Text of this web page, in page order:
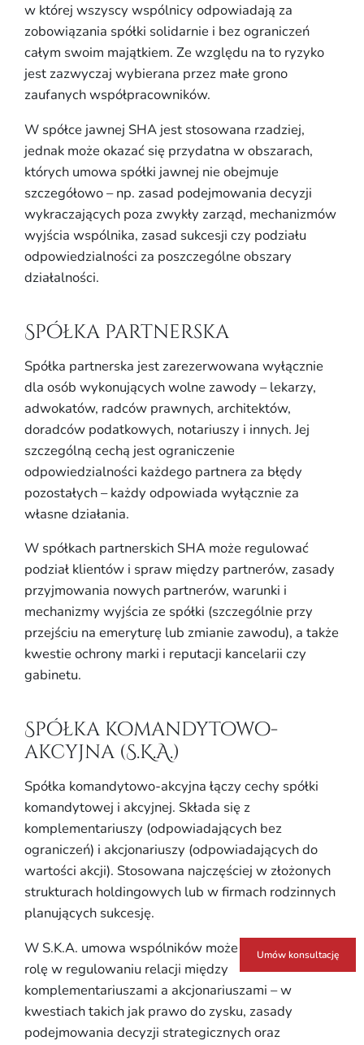
w której wszyscy wspólnicy odpowiadają za
zobowiązania spółki solidarnie i bez ograniczeń
całym swoim majątkiem. Ze względu na to ryzyko
jest zazwyczaj wybierana przez małe grono
zaufanych współpracowników.
W spółce jawnej SHA jest stosowana rzadziej,
jednak może okazać się przydatna w obszarach,
których umowa spółki jawnej nie obejmuje
szczegółowo – np. zasad podejmowania decyzji
wykraczających poza zwykły zarząd, mechanizmów
wyjścia wspólnika, zasad sukcesji czy podziału
odpowiedzialności za poszczególne obszary
działalności.
Spółka partnerska
Spółka partnerska jest zarezerwowana wyłącznie
dla osób wykonujących wolne zawody – lekarzy,
adwokatów, radców prawnych, architektów,
doradców podatkowych, notariuszy i innych. Jej
szczególną cechą jest ograniczenie
odpowiedzialności każdego partnera za błędy
pozostałych – każdy odpowiada wyłącznie za
własne działania.
W spółkach partnerskich SHA może regulować
podział klientów i spraw między partnerów, zasady
przyjmowania nowych partnerów, warunki i
mechanizmy wyjścia ze spółki (szczególnie przy
przejściu na emeryturę lub zmianie zawodu), a także
kwestie ochrony marki i reputacji kancelarii czy
gabinetu.
Spółka komandytowo-
akcyjna (S.K.A.)
Spółka komandytowo-akcyjna łączy cechy spółki
komandytowej i akcyjnej. Składa się z
komplementariuszy (odpowiadających bez
ograniczeń) i akcjonariuszy (odpowiadających do
wartości akcji). Stosowana najczęściej w złożonych
strukturach holdingowych lub w firmach rodzinnych
planujących sukcesję.
W S.K.A. umowa wspólników może odegrać istotną
rolę w regulowaniu relacji między
komplementariuszami a akcjonariuszami – w
kwestiach takich jak prawo do zysku, zasady
podejmowania decyzji strategicznych oraz
Umów konsultację